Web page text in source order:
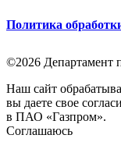
Политика
©2026 Департамент
Наш сайт
вы даете свое
в ПАО «Газпром».
Соглашаюсь